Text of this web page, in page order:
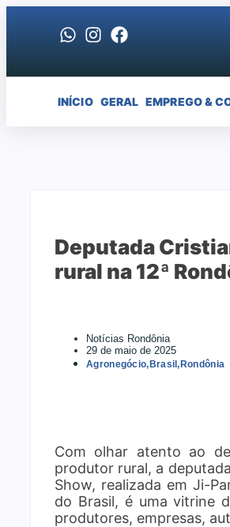
INÍCIO GERAL EMPREGO &
Deputada
rural na 12ª
Notícias Rondônia
29 de maio de 2025
Agronegócio, Brasil, Rondônia
Com olhar atento ao
produtor rural, a
Show, realizada em Ji-
do Brasil, é uma vitrine
produtores, empresas,